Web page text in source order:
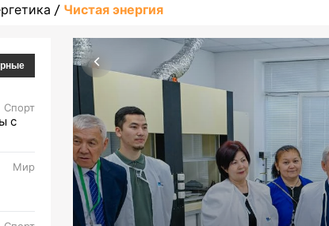
Чистая энергия
Спорт
с
Мир